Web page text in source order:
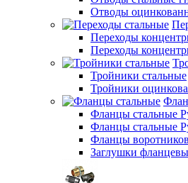
Отводы
Переходы
Переходы
Тройники стальные
Тройники
Фланцы стальные
Фланцы стальные
Фланцы
Заглушки